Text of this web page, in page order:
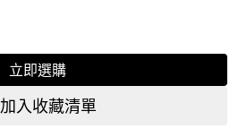
立即選購
加入收藏清單